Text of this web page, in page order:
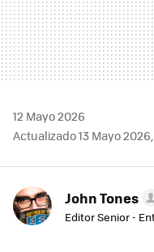
12 Mayo 2026
Actualizado 13 Mayo 2026,
John Tones
Editor Senior -